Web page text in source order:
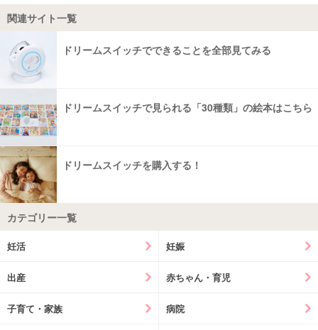
関連サイト一覧
ドリームスイッチでできることを全部見てみる
ドリームスイッチで見られる「30種類」の絵本はこちら
ドリームスイッチを購入する！
カテゴリー一覧
妊活 妊娠
出産 赤ちゃん・育児
子育て・家族 病院